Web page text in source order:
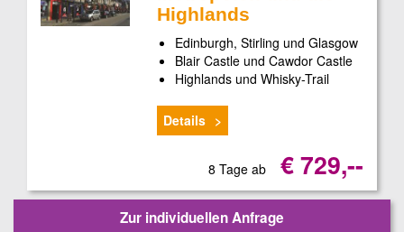
Highlands
Edinburgh, Stirling und Glasgow
Blair Castle und Cawdor Castle
Highlands und Whisky-Trail
Details
8 Tage ab € 729,--
Zur individuellen Anfrage